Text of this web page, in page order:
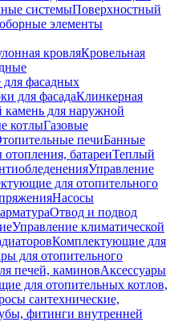
системыПоверхностный
элементы
кровляКровельная
фасадных
для фасадаКлинкерная
камень для наружной
котлыГазовые
печиБанные
отопления, батареиТеплый
Управление
для отопительного
Насосы
Отвод и подвод
Управление климатической
Комплектующие для
для отопительного
печей, каминовАксессуары
для отопительных котлов,
сантехнические,
фитинги внутренней